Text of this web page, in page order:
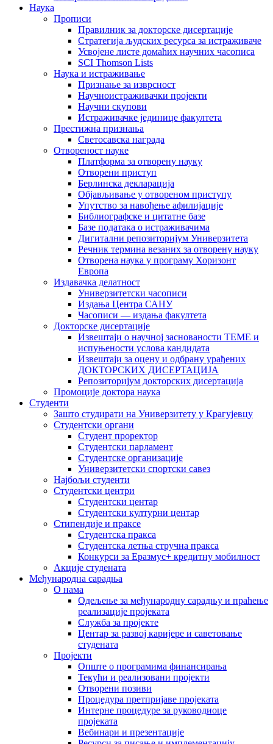
Наука
Прописи
Правилник за докторске дисертације
Стратегија људских ресурса за истраживаче
Усвојене листе домаћих научних часописа
SCI Thomson Lists
Наука и истраживање
Признање за изврсност
Научноистраживачки пројекти
Научни скупови
Истраживачке јединице факултета
Престижна признања
Светосавска награда
Отвореност науке
Платформа за отворену науку
Отворени приступ
Берлинска декларација
Објављивање у отвореном приступу
Упутство за навођење афилијације
Библиографске и цитатне базе
Базе података о истраживачима
Дигитални репозиторијум Универзитета
Рeчник термина везаних за отворену науку
Отворена наука у програму Хоризонт
Европа
Издавачка делатност
Универзитетски часописи
Издања Центра САНУ
Часописи — издања факултета
Докторске дисертације
Извештаји о научној заснованости ТЕМЕ и
испуњености услова кандидата
Извештаји за оцену и одбрану урађених
ДОКТОРСКИХ ДИСЕРТАЦИЈА
Репозиторијум докторских дисертација
Промоције доктора наука
Студенти
Зашто студирати на Универзитету у Крагујевцу
Студентски органи
Студент проректор
Студентски парламент
Студентске организације
Универзитетски спортски савез
Најбољи студенти
Студентски центри
Студентски центар
Студентски културни центар
Стипендије и праксе
Студентска пракса
Студентска летња стручна пракса
Конкурси за Еразмус+ кредитну мобилност
Акције студената
Међународна сарадња
О нама
Одељење за међународну сарадњу и праћење
реализације пројеката
Служба за пројекте
Центар за развој каријере и саветовање
студената
Пројекти
Опште о програмима финансирања
Текући и реализовани пројекти
Отворени позиви
Процедура претпријаве пројеката
Интерне процедуре за руководиоце
пројеката
Вебинари и презентације